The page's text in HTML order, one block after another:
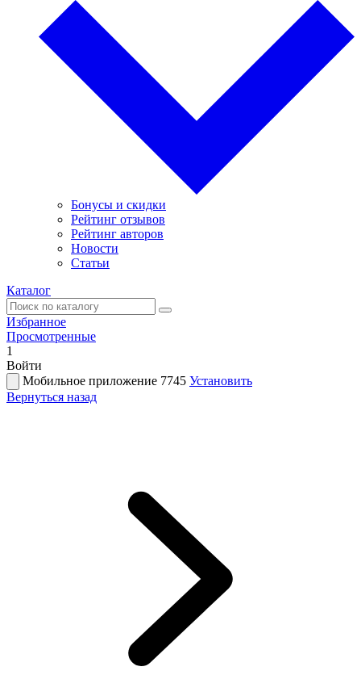
Бонусы и скидки
Рейтинг отзывов
Рейтинг авторов
Новости
Статьи
Каталог
Избранное
Просмотренные
1
Войти
Мобильное приложение 7745 Установить
Вернуться назад